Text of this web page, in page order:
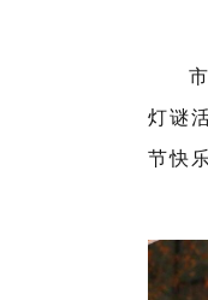
灯谜
节快